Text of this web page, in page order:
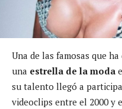
Una de las famosas que
una estrella de la moda
su talento llegó a
videoclips entre el 2000 y